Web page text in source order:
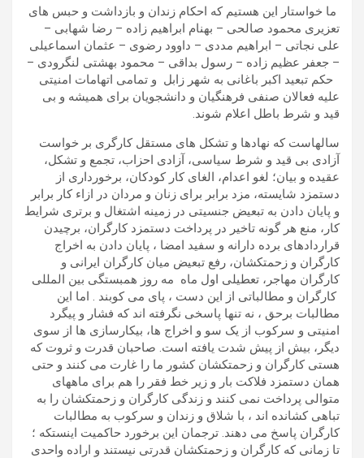
ما خواستار این هستیم که احکام زندان و بازداشت و حبس های
تعزیری محمود صالحی – بهنام ابراهیم زاده – رضا شهابی –
علی نجاتی – ابراهیم مددی – داوود رضوی – عثمان اسماعیلی
– جعفر عظیم زاده – رسول بداقی – محمود بهشتی لنگرودی –
حکم تبعید اکبر باغانی به شهر زابل و تمامی اتهامات امنیتی
علیه فعالان صنفی فرهنگیان و دانشجویان برای همیشه و بی
قید و شرط باطل اعلام شوند.
سالهاست که نهادها و تشکل های مستقل کارگری بر خواست
آزادی بی قید و شرط سیاسی، آزادی احزاب، تجمع و تشکل،
عقیده و بیان؛ لغو اعدام، الغای کار کودکان، برخورداری از
دستمزد شایسته، مزد برابر برای زنان و مردان در ازاء کار برابر
و پایان دادن به تبعیض جنسیتی در زمینه اشتغال و برتری شرایط
کار، منع هر گونه تاخیر در پرداخت دستمزد کارگران، برچیدن
قراردادهای برده دارانه و سفید امضا ، پایان دادن به اخراج
کارگران و زحمتکشان، رفع تبعیض میان کارگران ایرانی و
کارگران مهاجر، تعطیلی اول ماه مه روز همبستگی بین المللی
کارگران و مطالباتی از این دست ، پای می کوبند . اما این
مطالبات برحق ، نه تنها پاسخی نگرفته اند که فشار و پیگرد
امنیتی و سرکوب از یک سو و اخراج ها، بیکارسازی ها از سوی
دیگر، بیش از پیش شدت یافته است. صاحبان قدرت و ثروت که
هستی کارگران و زحمتکشان کشور ما را غارت می کنند و حتی
همان دستمزد فلاکت بار و زیر خط فقر را هم برای ماههای
متوالی پرداخت نمی کنند و زندگی کارگران و زحمتکشان را به
تباهی کشانده اند ، با شلاق و زندان و سرکوب به مطالبات
کارگران پاسخ می دهند. ترجمان این برخورد حاکمیت اینستکه ؛
تا زمانی که کارگران و زحمتکشان قدرتی نیستند و اراده واحدی